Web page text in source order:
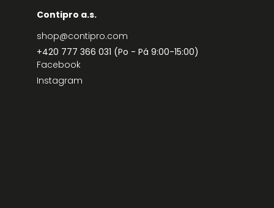
Contipro a.s.
shop@contipro.com
+420 777 366 031 (Po - Pá 9:00-15:00)
Facebook
Instagram